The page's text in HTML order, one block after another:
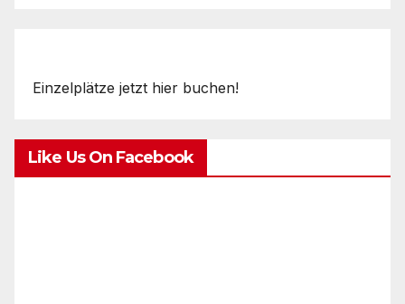
Einzelplätze jetzt hier buchen!
Like Us On Facebook